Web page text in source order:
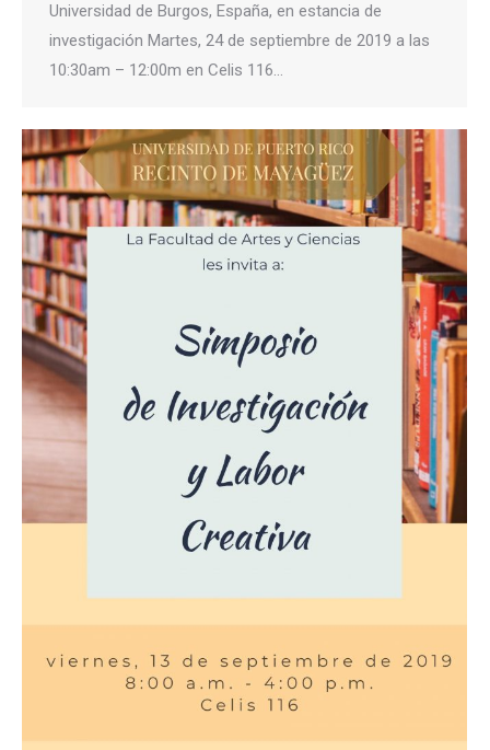
Universidad de Burgos, España, en estancia de
investigación Martes, 24 de septiembre de 2019 a las
10:30am – 12:00m en Celis 116…